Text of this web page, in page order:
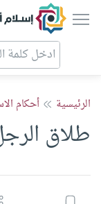
الرئيسية أحكام
طلاق